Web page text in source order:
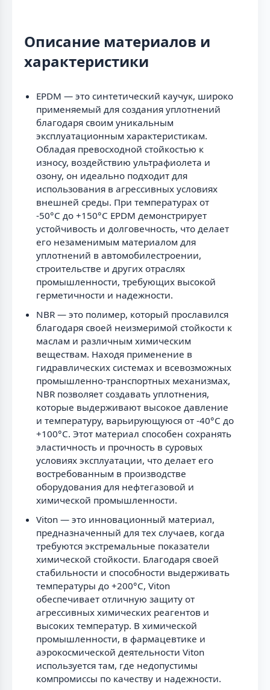
Описание материалов и
характеристики
EPDM — это синтетический каучук, широко
применяемый для создания уплотнений
благодаря своим уникальным
эксплуатационным характеристикам.
Обладая превосходной стойкостью к
износу, воздействию ультрафиолета и
озону, он идеально подходит для
использования в агрессивных условиях
внешней среды. При температурах от
-50°C до +150°C EPDM демонстрирует
устойчивость и долговечность, что делает
его незаменимым материалом для
уплотнений в автомобилестроении,
строительстве и других отраслях
промышленности, требующих высокой
герметичности и надежности.
NBR — это полимер, который прославился
благодаря своей неизмеримой стойкости к
маслам и различным химическим
веществам. Находя применение в
гидравлических системах и всевозможных
промышленно-транспортных механизмах,
NBR позволяет создавать уплотнения,
которые выдерживают высокое давление
и температуру, варьирующуюся от -40°C до
+100°C. Этот материал способен сохранять
эластичность и прочность в суровых
условиях эксплуатации, что делает его
востребованным в производстве
оборудования для нефтегазовой и
химической промышленности.
Viton — это инновационный материал,
предназначенный для тех случаев, когда
требуются экстремальные показатели
химической стойкости. Благодаря своей
стабильности и способности выдерживать
температуры до +200°C, Viton
обеспечивает отличную защиту от
агрессивных химических реагентов и
высоких температур. В химической
промышленности, в фармацевтике и
аэрокосмической деятельности Viton
используется там, где недопустимы
компромиссы по качеству и надежности.